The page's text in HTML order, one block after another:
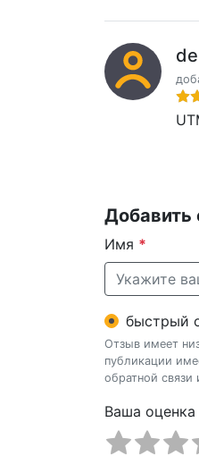
Добавить
Имя *
быстрый
Отзыв имеет
публикации
обратной связи
Ваша оценка